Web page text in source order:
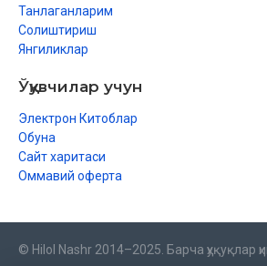
Танлаганларим
Солиштириш
Янгиликлар
Ўқувчилар учун
Электрон Китоблар
Обуна
Сайт харитаси
Оммавий оферта
© Hilol Nashr 2014–2025. Барча ҳуқуқлар